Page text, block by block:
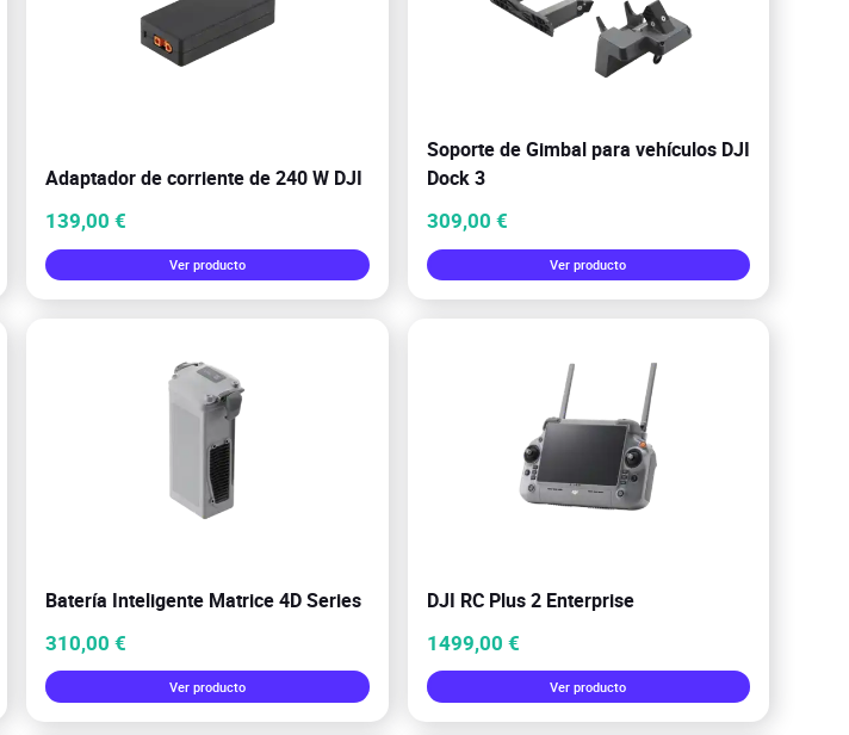
Adaptador de corriente de 240 W DJI
139,00 €
Ver producto
Soporte de Gimbal para vehículos DJI
Dock 3
309,00 €
Ver producto
Batería Inteligente Matrice 4D Series
310,00 €
Ver producto
DJI RC Plus 2 Enterprise
1499,00 €
Ver producto